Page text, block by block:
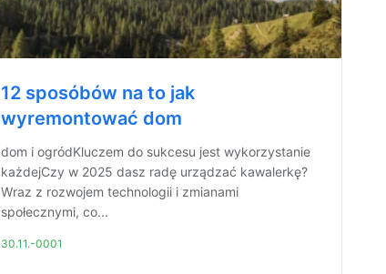
12 sposóbów na to jak
wyremontować dom
dom i ogródKluczem do sukcesu jest wykorzystanie
każdejCzy w 2025 dasz radę urządzać kawalerkę?
Wraz z rozwojem technologii i zmianami
społecznymi, co...
30.11.-0001